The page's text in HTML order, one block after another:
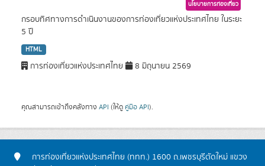
นโยบายการท่องเที่ยว
กรอบทิศทางการดำเนินงานของการท่องเที่ยวแห่งประเทศไทย ในระยะ
5 ปี
HTML
การท่องเที่ยวแห่งประเทศไทย 8 มิถุนายน 2569
คุณสามารถเข้าถึงคลังทาง API (ให้ดู คู่มือ API).
การท่องเที่ยวแห่งประเทศไทย (ททท.) 1600 ถ.เพชรบุรีตัดใหม่ แขวง